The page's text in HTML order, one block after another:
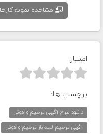
مشاهده نمونه کارها
امتیاز:



برچسب ها:
دانلود طرح آگهی ترحیم و فوتی
آگهی ترحیم لایه باز ترحیم و فوتی